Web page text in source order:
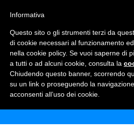
VODKA
Home Shop Alcolici
Informativa
Questo sito o gli strumenti terzi da
di cookie necessari al funzionamento
nella cookie policy. Se vuoi saperne di
a tutti o ad alcuni cookie, consulta la
Chiudendo questo banner, scorrendo
su un link o proseguendo la
acconsenti all’uso dei cookie.